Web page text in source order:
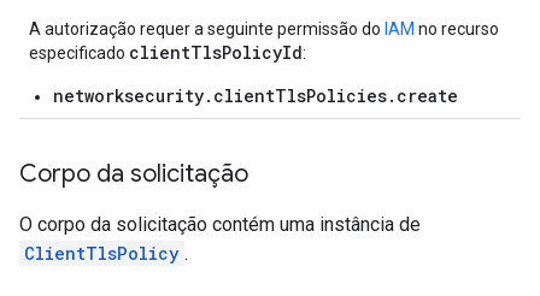
A autorização requer a seguinte permissão do IAM no recurso
especificado clientTlsPolicyId:
networksecurity.clientTlsPolicies.create
Corpo da solicitação
O corpo da solicitação contém uma instância de
ClientTlsPolicy .